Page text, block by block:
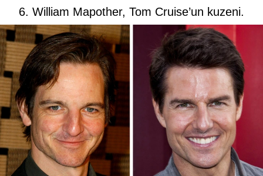
6. William Mapother, Tom Cruise’un kuzeni.